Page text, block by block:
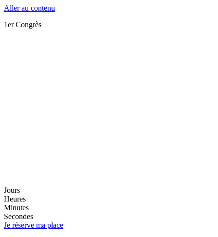
Aller au contenu
1er Congrès
Jours
Heures
Minutes
Secondes
Je réserve ma place